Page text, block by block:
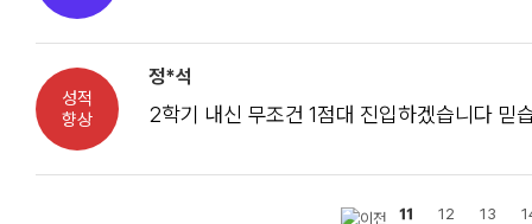
성적
향상
정*석
2학기 내신 무조건 1점대 진입하겠습니다 믿
11 12 13